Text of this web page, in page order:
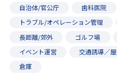
自治体/官公庁
歯科医院
トラブル/オペレーション管理
長距離/郊外
ゴルフ場
イベント運営
交通誘導／
倉庫